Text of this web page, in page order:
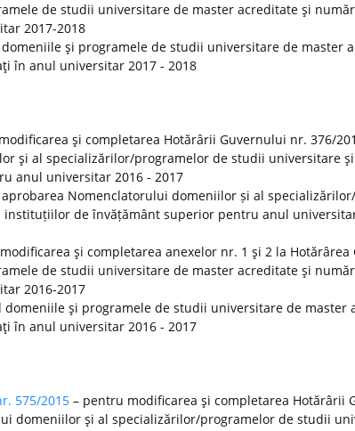
de studii universitare de master acreditate şi
2017-2018
şi programele de studii universitare de master
în anul universitar 2017 - 2018
şi completarea Hotărârii Guvernului nr. 376/
şi al specializărilor/programelor de studii universitare
anul universitar 2016 - 2017
Nomenclatorului domeniilor și al
de învățământ superior pentru anul
şi completarea anexelor nr. 1 şi 2 la
de studii universitare de master acreditate şi
2016-2017
domeniile şi programele de studii universitare de master
în anul universitar 2016 - 2017
575/2015 – pentru modificarea şi completarea Hotărârii
domeniilor şi al specializărilor/programelor de studii